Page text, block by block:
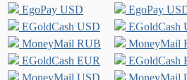
EgoPay USD
EgoPay
EGoldCash USD
EGoldCash
MoneyMail RUB
MoneyMail
EGoldCash EUR
EGoldCash
MoneyMail USD
MoneyMail